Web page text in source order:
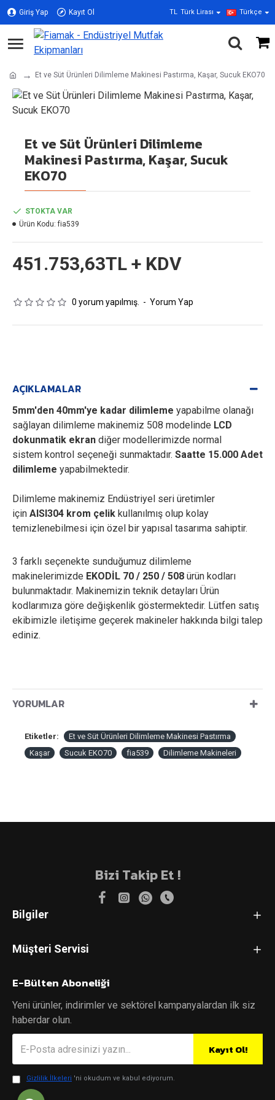
Giriş Yap Kayıt Ol TL Türk Lirası Türkçe
Et ve Süt Ürünleri Dilimleme Makinesi Pastırma, Kaşar, Sucuk EKO70
Et ve Süt Ürünleri Dilimleme
Makinesi Pastırma, Kaşar, Sucuk
EKO70
0 yorum yapılmış. - Yorum Yap
451.753,63TL + KDV
STOKTA VAR
Ürün Kodu: fia539
AÇIKLAMALAR
5mm'den 40mm'ye kadar dilimleme yapabilme olanağı
sağlayan dilimleme makinemiz 508 modelinde LCD
dokunmatik ekran diğer modellerimizde normal
sistem kontrol seçeneği sunmaktadır. Saatte 15.000 Adet
dilimleme yapabilmektedir.
Dilimleme makinemiz Endüstriyel seri üretimler
için AISI304 krom çelik kullanılmış olup kolay
temizlenebilmesi için özel bir yapısal tasarıma sahiptir.
3 farklı seçenekte sunduğumuz dilimleme
makinelerimizde EKODİL 70 / 250 / 508 ürün kodları
bulunmaktadır. Makinemizin teknik detayları Ürün
kodlarımıza göre değişkenlik göstermektedir. Lütfen satış
ekibimizle iletişime geçerek makineler hakkında bilgi talep
ediniz.
YORUMLAR
Etiketler:
Et ve Süt Ürünleri Dilimleme Makinesi Pastırma
Kaşar
Sucuk EKO70 fia539 Dilimleme Makineleri
Bizi Takip Et !
Bilgiler
Müşteri Servisi
E-Bülten Aboneliği
Yeni ürünler, indirimler ve sektörel kampanyalardan ilk siz
haberdar olun.
Kayıt Ol!
Gizlilik İlkeleri 'ni okudum ve kabul ediyorum.